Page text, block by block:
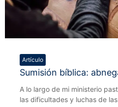
Artículo
Sumisión bíblica:
A lo largo de mi ministerio
las dificultades y luchas de